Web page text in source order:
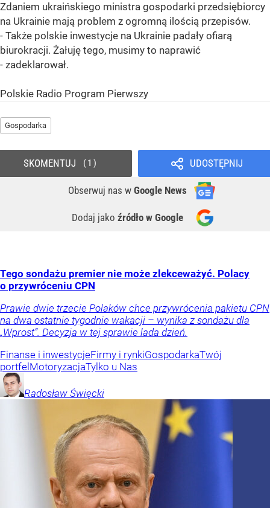
Zdaniem ukraińskiego ministra gospodarki przedsiębiorcy
na Ukrainie mają problem z ogromną ilością przepisów.
- Także polskie inwestycje na Ukrainie padały ofiarą
biurokracji. Żałuję tego, musimy to naprawić
- zadeklarował.
Polskie Radio Program Pierwszy
Gospodarka
UDOSTĘPNIJ
Obserwuj nas w Google News
Dodaj jako źródło w Google
SKOMENTUJ 1
Tego sondażu premier nie może zlekceważyć. Polacy
o przywróceniu CPN
Prawie dwie trzecie Polaków chce przywrócenia pakietu CPN
na dwa ostatnie tygodnie wakacji – wynika z sondażu dla
„Wprost”. Decyzja w tej sprawie lada dzień.
Finanse i inwestycjeFirmy i rynkiGospodarkaTwój
portfel MotoryzacjaTylko u Nas
Radosław Święcki